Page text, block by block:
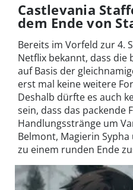
Castlevania
dem Ende von
Bereits im Vorfeld zur 4.
Netflix bekannt, dass die
auf Basis der
erst mal keine weitere
Deshalb dürfte es auch
sein, dass das packende
Handlungsstränge um
Belmont, Magierin
zu einem runden Ende